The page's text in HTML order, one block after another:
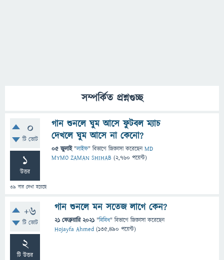
সম্পর্কিত প্রশ্নগুচ্ছ
0
টি ভোট
1
উত্তর
39 বার দেখা হয়েছে
গান শুনলে ঘুম আসে ফুটবল ম্যাচ
দেখলে ঘুম আসে না কেনো?
05 জুলাই "লাইফ" বিভাগে জিজ্ঞাসাকরেছেনMD
MYMO ZAMAN SHIHAB (2,760 পয়েন্ট)
+6
টি ভোট
2
টি উত্তর
গান শুনলে মন সতেজ লাগে কেন?
21 ফেব্রুয়ারি 2021 "বিবিধ" বিভাগে জিজ্ঞাসাকরেছেন
Hojayfa Ahmed (135,490 পয়েন্ট)